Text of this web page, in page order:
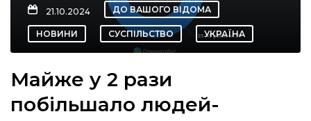
21.10.2024 ДО ВАШОГО ВІДОМА
НОВИНИ СУСПІЛЬСТВО УКРАЇНА
Майже у 2 рази
побільшало людей-